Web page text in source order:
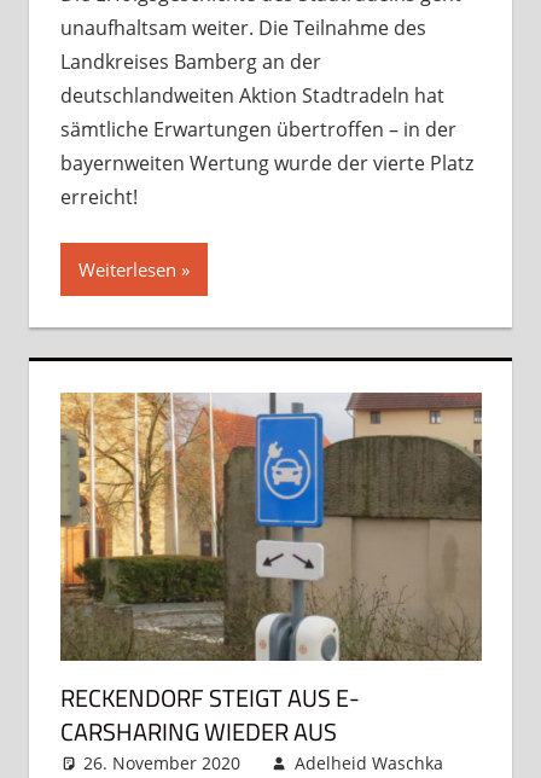
unaufhaltsam weiter. Die Teilnahme des
Landkreises Bamberg an der
deutschlandweiten Aktion Stadtradeln hat
sämtliche Erwartungen übertroffen – in der
bayernweiten Wertung wurde der vierte Platz
erreicht!
Weiterlesen
RECKENDORF STEIGT AUS E-
CARSHARING WIEDER AUS
26. November 2020
Adelheid Waschka